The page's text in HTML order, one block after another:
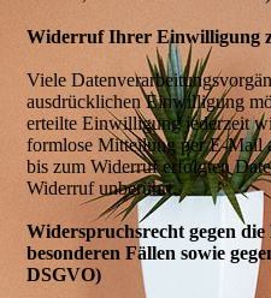
Widerruf Ihrer Einwilligung
Viele
ausdrücklichen Einwilligung
erteilte Einwilligung jederzeit
formlose Mitteilung per E-Mail
bis zum Widerruf erfolgten
Widerruf unberührt.
Widerspruchsrecht gegen
besonderen Fällen sowie
DSGVO)